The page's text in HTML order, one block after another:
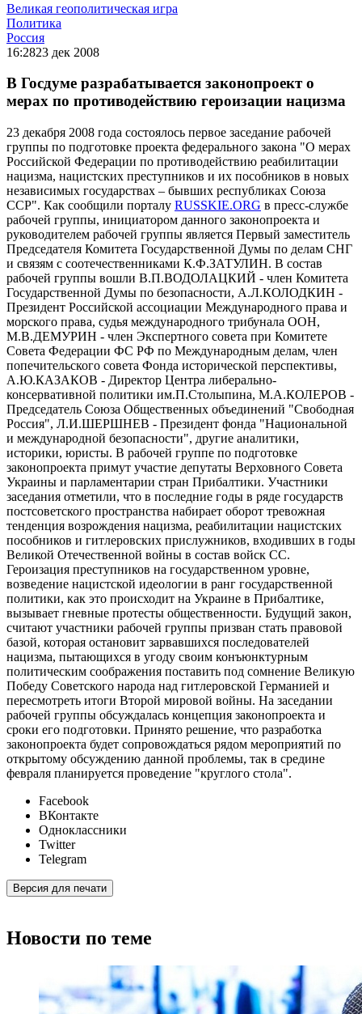
Великая геополитическая игра
Политика
Россия
16:2823 дек 2008
В Госдуме разрабатывается законопроект о
мерах по противодействию героизации нацизма
23 декабря 2008 года состоялось первое заседание рабочей
группы по подготовке проекта федерального закона "О мерах
Российской Федерации по противодействию реабилитации
нацизма, нацистских преступников и их пособников в новых
независимых государствах – бывших республиках Союза
ССР". Как сообщили порталу RUSSKIE.ORG в пресс-службе
рабочей группы, инициатором данного законопроекта и
руководителем рабочей группы является Первый заместитель
Председателя Комитета Государственной Думы по делам СНГ
и связям с соотечественниками К.Ф.ЗАТУЛИН. В состав
рабочей группы вошли В.П.ВОДОЛАЦКИЙ - член Комитета
Государственной Думы по безопасности, А.Л.КОЛОДКИН -
Президент Российской ассоциации Международного права и
морского права, судья международного трибунала ООН,
М.В.ДЕМУРИН - член Экспертного совета при Комитете
Совета Федерации ФС РФ по Международным делам, член
попечительского совета Фонда исторической перспективы,
А.Ю.КАЗАКОВ - Директор Центра либерально-
консервативной политики им.П.Столыпина, М.А.КОЛЕРОВ -
Председатель Союза Общественных объединений "Свободная
Россия", Л.И.ШЕРШНЕВ - Президент фонда "Национальной
и международной безопасности", другие аналитики,
историки, юристы. В рабочей группе по подготовке
законопроекта примут участие депутаты Верховного Совета
Украины и парламентарии стран Прибалтики. Участники
заседания отметили, что в последние годы в ряде государств
постсоветского пространства набирает оборот тревожная
тенденция возрождения нацизма, реабилитации нацистских
пособников и гитлеровских прислужников, входивших в годы
Великой Отечественной войны в состав войск СС.
Героизация преступников на государственном уровне,
возведение нацистской идеологии в ранг государственной
политики, как это происходит на Украине в Прибалтике,
вызывает гневные протесты общественности. Будущий закон,
считают участники рабочей группы призван стать правовой
базой, которая остановит зарвавшихся последователей
нацизма, пытающихся в угоду своим конъюнктурным
политическим соображения поставить под сомнение Великую
Победу Советского народа над гитлеровской Германией и
пересмотреть итоги Второй мировой войны. На заседании
рабочей группы обсуждалась концепция законопроекта и
сроки его подготовки. Принято решение, что разработка
законопроекта будет сопровождаться рядом мероприятий по
открытому обсуждению данной проблемы, так в средине
февраля планируется проведение "круглого стола".
Facebook
ВКонтакте
Одноклассники
Twitter
Telegram
Версия для печати
Новости по теме